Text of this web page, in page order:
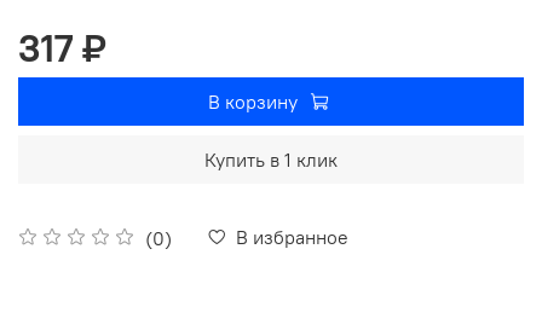
(0) В избранное
317 ₽
В корзину
Купить в 1 клик